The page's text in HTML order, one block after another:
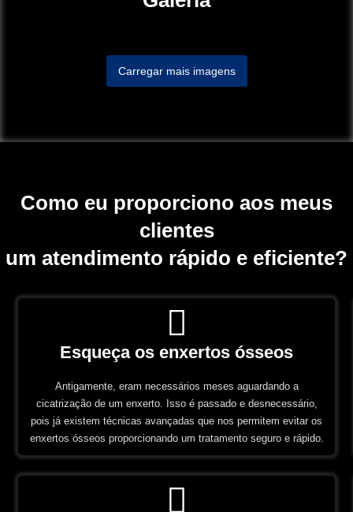
Carregar mais imagens
Como eu proporciono aos meus
clientes
um atendimento rápido e eficiente?
Esqueça os enxertos ósseos
Antigamente, eram necessários meses aguardando a
cicatrização de um enxerto. Isso é passado e desnecessário,
pois já existem técnicas avançadas que nos permitem evitar os
enxertos ósseos proporcionando um tratamento seguro e rápido.